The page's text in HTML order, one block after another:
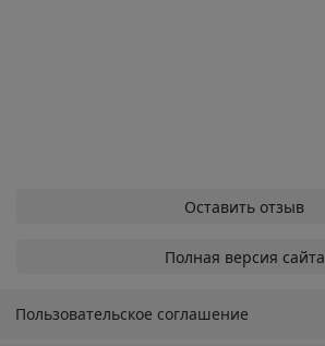
Оставить отзыв
Полная версия сайта
Пользовательское соглашение